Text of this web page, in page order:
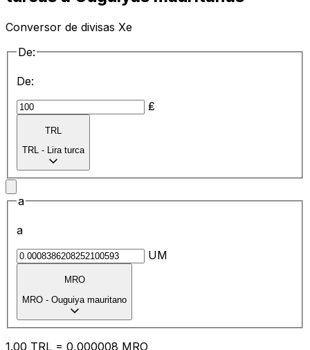
Conversor de divisas Xe
De:
De:
₤
TRL
TRL - Lira turca
a
a
UM
MRO
MRO - Ouguiya mauritano
1.00 TRL = 0,000008 MRO